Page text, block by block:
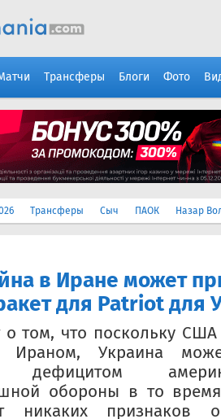
Трансферы Блоги Фото
Трансферы Сыч ПАОК Назар
в Иране может
для Patriot для
том, что поскольку
Ираном, Украина
дефицитом
обороны в то
никаких признаков